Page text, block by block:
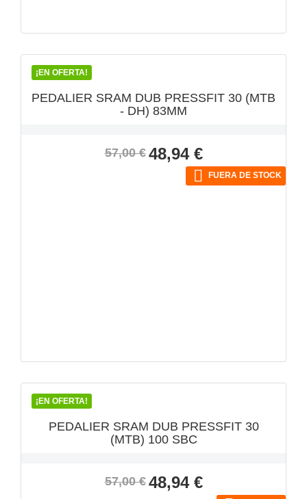
¡EN OFERTA!
VISTA RÁPIDA
PEDALIER SRAM DUB PRESSFIT 30 (MTB
- DH) 83MM
Precio
57,00 € Precio
48,94 €
 FUERA DE STOCK
¡EN OFERTA!
VISTA RÁPIDA
PEDALIER SRAM DUB PRESSFIT 30
(MTB) 100 SBC
Precio
57,00 € Precio
48,94 €